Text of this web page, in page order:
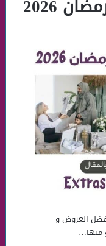
2026
العروض و
منها…